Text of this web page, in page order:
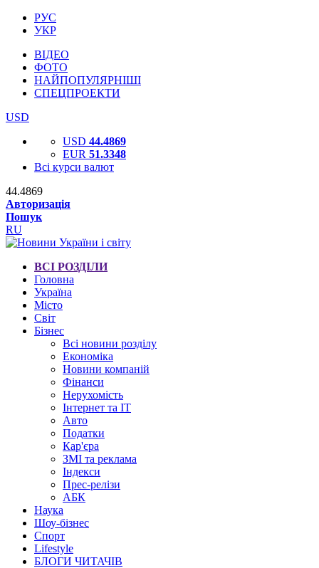
РУС
УКР
ВІДЕО
ФОТО
НАЙПОПУЛЯРНІШІ
СПЕЦПРОЕКТИ
USD
USD 44.4869
EUR 51.3348
Всі курси валют
44.4869
Авторизація
Пошук
RU
ВСІ РОЗДІЛИ
Головна
Україна
Місто
Світ
Бізнес
Всі новини розділу
Економіка
Новини компаній
Фінанси
Нерухомість
Інтернет та IT
Авто
Податки
Кар'єра
ЗМІ та реклама
Індекси
Прес-релізи
АБК
Наука
Шоу-бізнес
Спорт
Lifestyle
БЛОГИ ЧИТАЧІВ